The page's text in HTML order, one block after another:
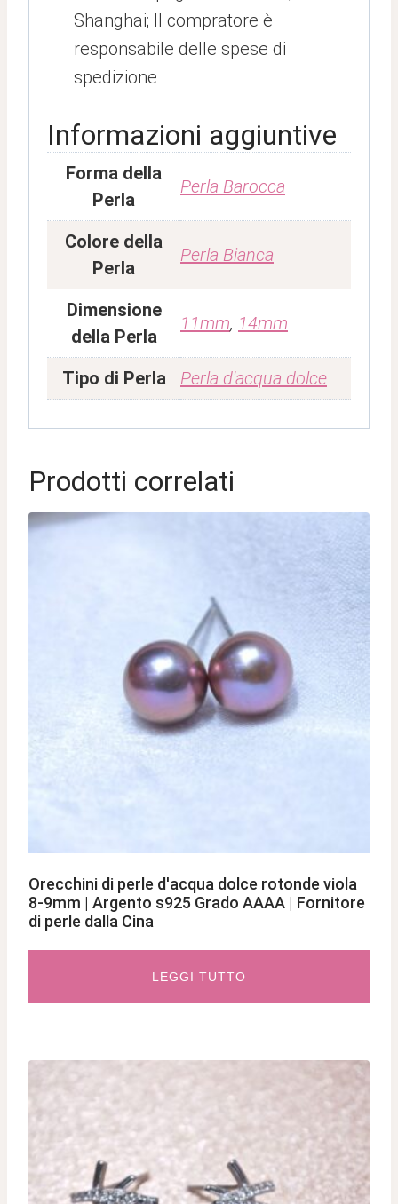
Shanghai; Il compratore è
responsabile delle spese di
spedizione
Informazioni aggiuntive
Forma della
Perla
Perla Barocca
Colore della
Perla
Perla Bianca
Dimensione
della Perla
11mm, 14mm
Tipo di Perla Perla d'acqua dolce
Prodotti correlati
Orecchini di perle d'acqua dolce rotonde viola
8-9mm | Argento s925 Grado AAAA | Fornitore
di perle dalla Cina
LEGGI TUTTO